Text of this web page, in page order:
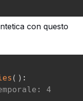
con questo
( ) :
4